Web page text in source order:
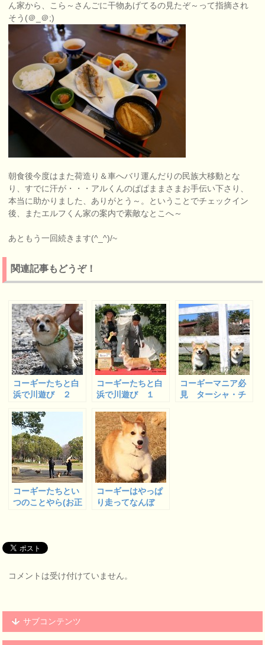
ん家から、こら～さんごに干物あげてるの見たぞ～って指摘され
そう(＠_＠;)
朝食後今度はまた荷造り＆車へバリ運んだりの民族大移動とな
り、すでに汗が・・・アルくんのぱぱままさまお手伝い下さり、
本当に助かりました、ありがとう～。ということでチェックイン
後、またエルフくん家の案内で素敵なとこへ～
あともう一回続きます(^_^)/~
関連記事もどうぞ！
コーギーたちと白
浜で川遊び ２
コーギーたちと白
浜で川遊び １
ャンピオン完成
コーギーマニア必
見 ターシャ・チ
コーギーたちとい
つのことやら(お正
コーギーはやっぱ
り走ってなんぼ
コメントは受け付けていません。
サブコンテンツ